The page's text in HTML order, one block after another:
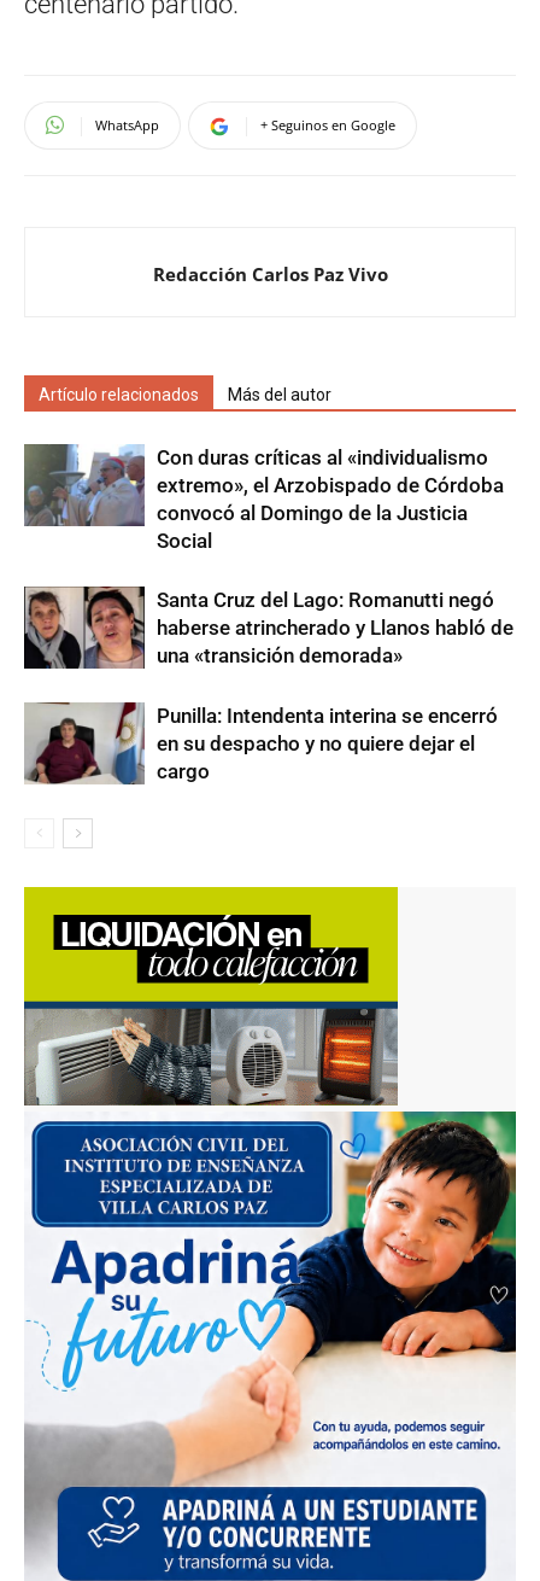
WhatsApp + Seguinos en Google
Redacción Carlos Paz Vivo
Artículo relacionados Más del autor
Con duras críticas al «individualismo
extremo», el Arzobispado de Córdoba
convocó al Domingo de la Justicia
Social
Santa Cruz del Lago: Romanutti negó
haberse atrincherado y Llanos habló de
una «transición demorada»
Punilla: Intendenta interina se encerró
en su despacho y no quiere dejar el
cargo